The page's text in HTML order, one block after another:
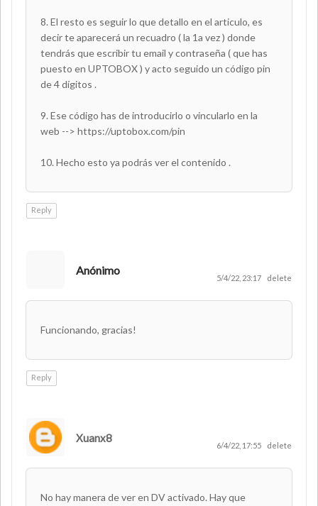
8. El resto es seguir lo que detallo en el articulo, es
decir te aparecerá un recuadro ( la 1a vez ) donde
tendrás que escribir tu email y contraseña ( que has
puesto en UPTOBOX ) y acto seguido un código pin
de 4 dígitos .
9. Ese código has de introducirlo o vincularlo en la
web --> https://uptobox.com/pin
10. Hecho esto ya podrás ver el contenido .
Reply
Anónimo
5/4/22, 23:17 delete
Funcionando, gracias!
Reply
Xuanx8
6/4/22, 17:55 delete
No hay manera de ver en DV activado. Hay que